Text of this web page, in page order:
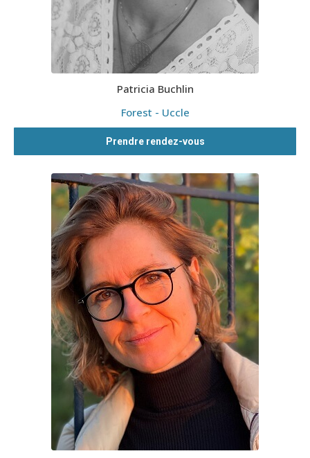
Patricia Buchlin
Forest - Uccle
Prendre rendez-vous